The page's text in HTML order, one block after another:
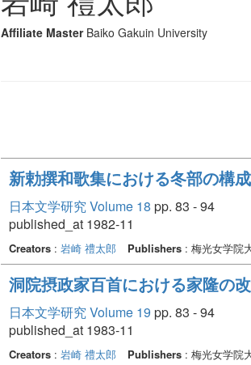
Affiliate Master Baiko Gakuin University
新勅撰和歌集における冬部の構
日本文学研究 Volume 18 pp. 83 - 94
published_at 1982-11
Creators: 岩崎 禮太郎 Publishers: 梅光女学院
洞院摂政家百首における家隆の
日本文学研究 Volume 19 pp. 83 - 94
published_at 1983-11
Creators: 岩崎 禮太郎 Publishers: 梅光女学院